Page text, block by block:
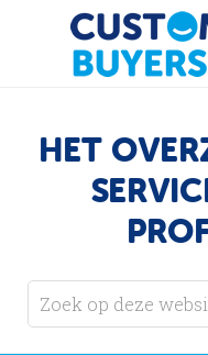
HET